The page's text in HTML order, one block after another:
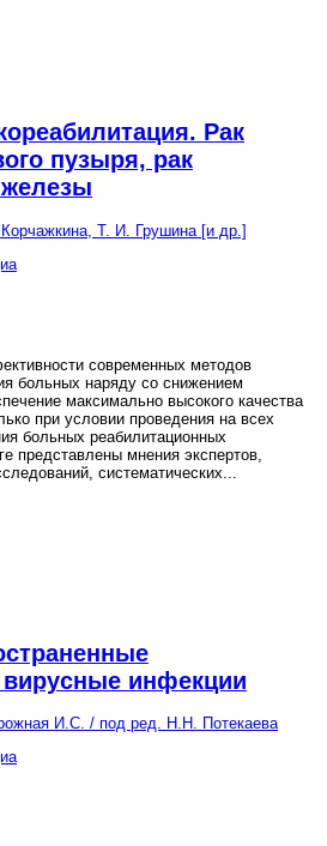
Рак
пузыря, рак
Т. И. Грушина [и др.]
современных методов
больных наряду со снижением
максимально высокого качества
при условии проведения на всех
больных реабилитационных
представлены мнения экспертов,
систематических
инфекции
И.С. / под ред. Н.Н. Потекаева